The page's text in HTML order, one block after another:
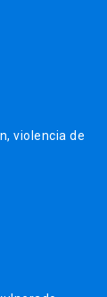
violencia de